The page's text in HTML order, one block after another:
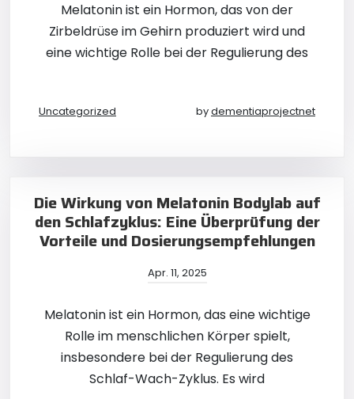
Melatonin ist ein Hormon, das von der
Zirbeldrüse im Gehirn produziert wird und
eine wichtige Rolle bei der Regulierung des
Uncategorized bydementiaprojectnet
Die Wirkung von Melatonin Bodylab auf
den Schlafzyklus: Eine Überprüfung der
Vorteile und Dosierungsempfehlungen
Apr. 11, 2025
Melatonin ist ein Hormon, das eine wichtige
Rolle im menschlichen Körper spielt,
insbesondere bei der Regulierung des
Schlaf-Wach-Zyklus. Es wird